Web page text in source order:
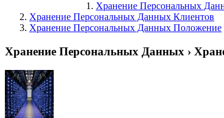
Хранение Персональных
Хранение Персональных Данных Клиентов
Хранение Персональных Данных Положение
Хранение Персональных Данных ›